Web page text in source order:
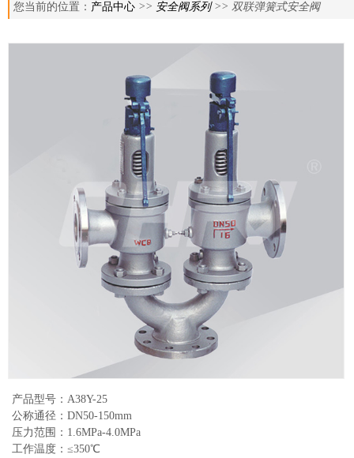
您当前的位置： 产品中心 >> 安全阀系列>> 双联弹簧式安全阀
产品型号：A38Y-25
公称通径：DN50-150mm
压力范围：1.6MPa-4.0MPa
工作温度：≤350℃